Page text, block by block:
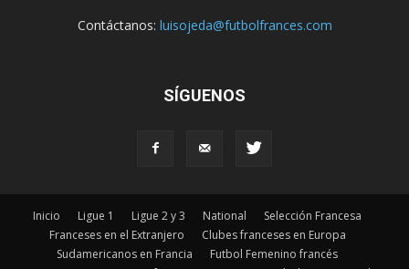
Contáctanos: luisojeda@futbolfrances.com
SÍGUENOS
Inicio Ligue 1 Ligue 2 y 3 National
Selección Francesa
Franceses en el Extranjero
Clubes franceses en Europa
Sudamericanos en Francia
Futbol Femenino francés